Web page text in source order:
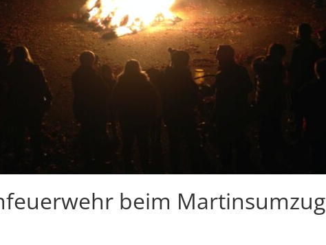
beim Martinsumzug